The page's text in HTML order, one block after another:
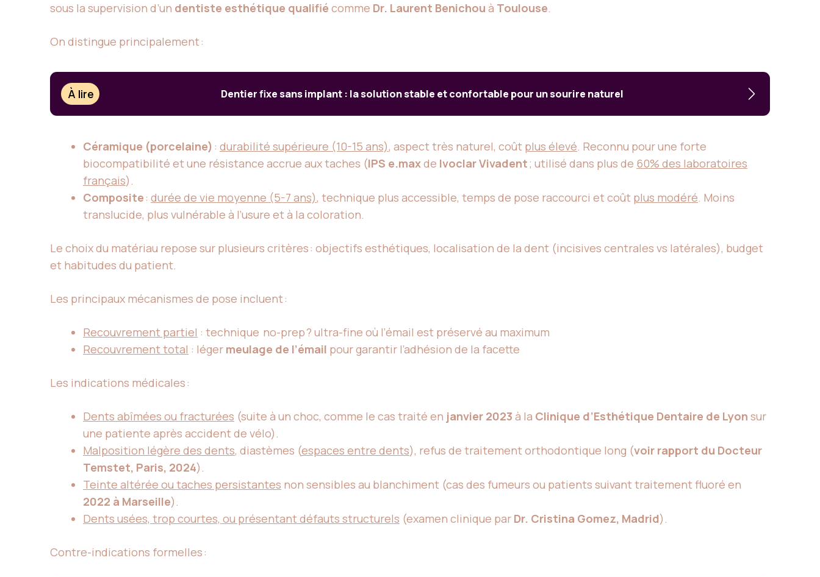
sous la supervision d’un dentiste esthétique qualifié comme Dr. Laurent Benichou à Toulouse.
On distingue principalement :
À lire Dentier fixe sans implant : la solution stable et confortable pour un sourire naturel
Céramique (porcelaine) : durabilité supérieure (10-15 ans), aspect très naturel, coût plus élevé. Reconnu pour une forte
biocompatibilité et une résistance accrue aux taches (IPS e.maxde Ivoclar Vivadent; utilisé dans plus de 60% des laboratoires
français).
Composite: durée de vie moyenne (5-7 ans), technique plus accessible, temps de pose raccourci et coût plus modéré. Moins
translucide, plus vulnérable à l’usure et à la coloration.
Le choix du matériau repose sur plusieurs critères : objectifs esthétiques, localisation de la dent (incisives centrales vs latérales), budget
et habitudes du patient.
Les principaux mécanismes de pose incluent :
Recouvrement partiel : technique no-prep ? ultra-fine où l’émail est préservé au maximum
Recouvrement total : léger meulage de l’émail pour garantir l’adhésion de la facette
Les indications médicales :
Dents abîmées ou fracturées (suite à un choc, comme le cas traité en janvier 2023 à la Clinique d’Esthétique Dentaire de Lyon sur
une patiente après accident de vélo).
Malposition légère des dents, diastèmes (espaces entre dents), refus de traitement orthodontique long (voir rapport du Docteur
Temstet, Paris, 2024).
Teinte altérée ou taches persistantes non sensibles au blanchiment (cas des fumeurs ou patients suivant traitement fluoré en
2022 à Marseille).
Dents usées, trop courtes, ou présentant défauts structurels (examen clinique par Dr. Cristina Gomez, Madrid).
Contre-indications formelles :